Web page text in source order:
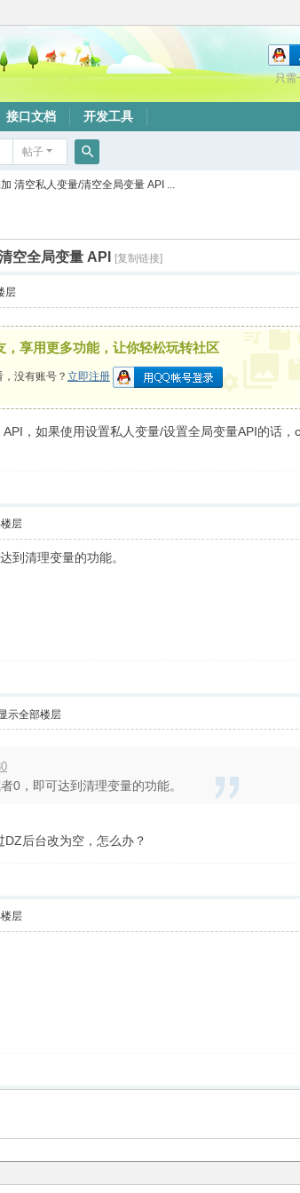
只需
接口文档 开发工具
帖子
搜
清空私人变量/清空全局变量 API ...
空全局变量 API [复制链接]
层
，享用更多功能，让你轻松玩转社区
没有账号？ 立即注册
，如果使用设置私人变量/设置全局变量API的话
层
到清理变量的功能。
示全部楼层
0，即可达到清理变量的功能。
后台改为空，怎么办？
层